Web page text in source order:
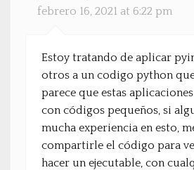
febrero 16, 2021 at 6:22 pm
Estoy tratando de aplicar
otros a un codigo python
parece que estas
con códigos pequeños, si
mucha experiencia en esto,
compartirle el código para
hacer un ejecutable, con